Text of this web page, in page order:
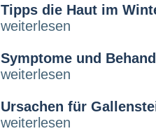
Tipps die Haut im
weiterlesen
Symptome und
weiterlesen
Ursachen für
weiterlesen